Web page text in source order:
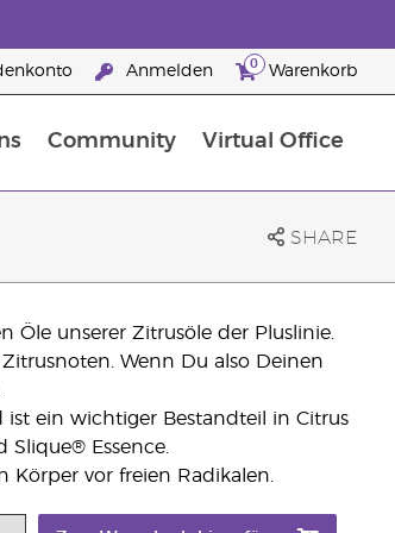
Anmelden 0 Warenkorb
Community Virtual Office
SHARE
Öle unserer Zitrusöle der Pluslinie.
Wenn Du also Deinen
ein wichtiger Bestandteil in Citrus
Essence.
Körper vor freien Radikalen.